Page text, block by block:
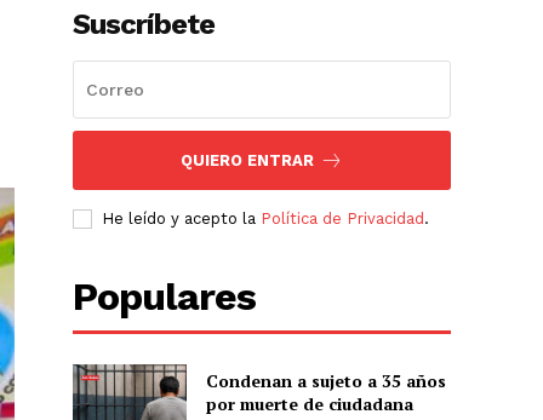
Suscríbete
QUIERO ENTRAR
He leído y acepto la Política de Privacidad .
Populares
Condenan a sujeto a 35 años
por muerte de ciudadana